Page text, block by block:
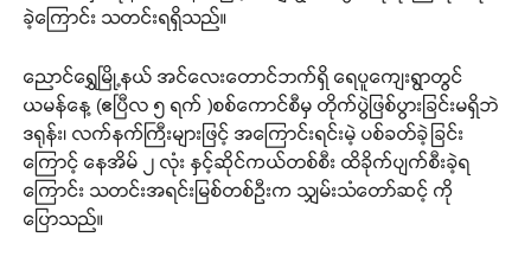
ခဲ့ကြောင်း သတင်းရရှိသည်။
ညောင်ရွှေမြို့နယ် အင်လေး‌တောင်ဘက်ရှိ ရေပူကျေးရွာတွင်
ယမန်နေ့ (ဧပြီလ ၅ ရက် )စစ်ကောင်စီမှ တိုက်ပွဲဖြစ်ပွားခြင်းမရှိဘဲ
ဒရုန်း၊ လက်နက်ကြီးများဖြင့် အကြောင်းရင်းမဲ့ ပစ်ခတ်ခဲ့ခြင်း
ကြောင့် နေအိမ် ၂ လုံး နှင့်ဆိုင်ကယ်တစ်စီး ထိခိုက်ပျက်စီးခဲ့ရ
ကြောင်း သတင်းအရင်းမြစ်တစ်ဦးက သျှမ်းသံတော်ဆင့် ကို
ပြောသည်။